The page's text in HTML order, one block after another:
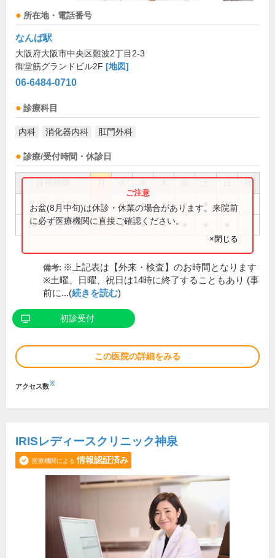
所在地・電話番号
なんば駅
大阪府大阪市中央区難波2丁目2-3
御堂筋グランドビル2F [地図]
06-6484-0710
診療科目
内科 消化器内科 肛門外科
診療/受付時間・休診日
祝
9:00～14:00 ● ● ● ● ● ●
14:00～17:00 ● ● ● ●
お盆(8月中旬)は休診・休業の場合があります。来院前
に必ず医療機関に直接ご確認ください。
×閉じる
備考: ※上記表は【外来・検査】のお時間となります
※土曜、日曜、祝日は14時に終了することもあり (事
前に...(続きを読む)
初診受付
この医院の詳細をみる
アクセス数※
IRISレディースクリニック神泉
医療機関による 情報認証済み